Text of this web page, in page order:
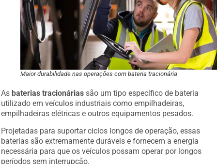
Maior durabilidade nas operações com bateria tracionária
As baterias tracionárias são um tipo específico de bateria
utilizado em veículos industriais como empilhadeiras,
empilhadeiras elétricas e outros equipamentos pesados.
Projetadas para suportar ciclos longos de operação, essas
baterias são extremamente duráveis e fornecem a energia
necessária para que os veículos possam operar por longos
períodos sem interrupção.